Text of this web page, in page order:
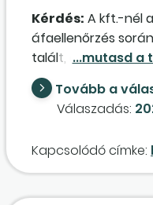
Kérdés: A kft.-nél
áfaellenőrzés
talált, amelyek nem
túlmenően becslés
állapított meg. Akft.
jogerős
Elegendő csak a
figyelembe venni?
lehet tekinteni? A
Tovább a
Válaszadás:
Kapcsolódó címke: